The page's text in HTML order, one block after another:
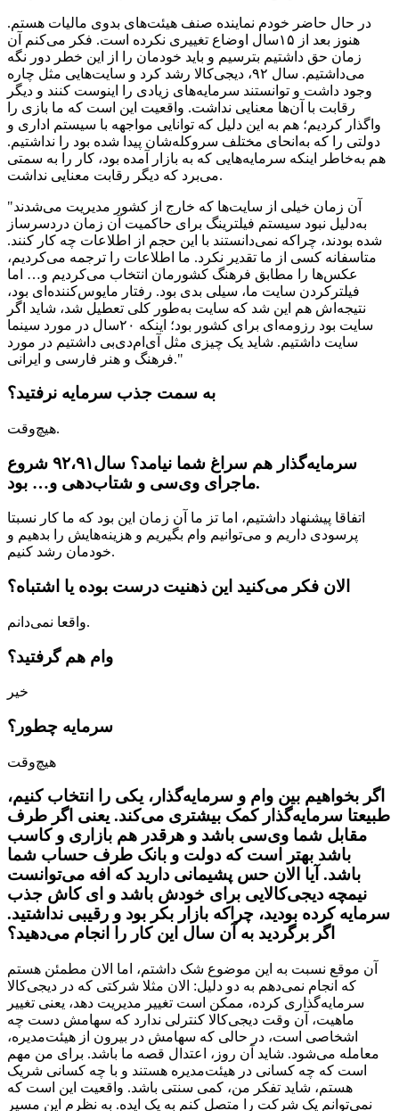
در حال حاضر خودم نماینده صنف هیئت‌های بدوی مالیات هستم.
هنوز بعد از ۱۵سال اوضاع تغییری نکرده است. فکر می‌کنم آن
زمان حق داشتیم بترسیم و باید خودمان را از این خطر دور نگه
می‌داشتیم. سال ۹۲، دیجی‌کالا رشد کرد و سایت‌هایی مثل چاره
وجود داشت و توانستند سرمایه‌های زیادی را اینوست کنند و دیگر
رقابت با آن‌ها معنایی نداشت. واقعیت این است که ما بازی را
واگذار کردیم؛ هم به این دلیل که توانایی مواجهه با سیستم اداری و
دولتی را که به‌انحای مختلف سروکله‌شان پیدا شده بود را نداشتیم.
هم به‌خاطر اینکه سرمایه‌هایی که به بازار آمده بود، کار را به سمتی
می‌برد که دیگر رقابت معنایی نداشت.
"آن زمان خیلی از سایت‌ها که خارج از کشور مدیریت می‌شدند
به‌دلیل نبود سیستم فیلترینگ برای حاکمیت آن زمان دردسرساز
شده بودند، چراکه نمی‌دانستند با این حجم از اطلاعات چه کار کنند.
متاسفانه کسی از ما تقدیر نکرد. ما اطلاعات را ترجمه می‌کردیم،
عکس‌ها را مطابق فرهنگ کشورمان انتخاب می‌کردیم و… اما
فیلترکردن سایت ما، سیلی بدی بود. رفتار مایوس‌کننده‌ای بود،
نتیجه‌اش هم این شد که سایت به‌طور کلی تعطیل شد، شاید اگر
سایت بود رزومه‌ای برای کشور بود؛ اینکه ۲۰سال در مورد سینما
سایت داشتیم. شاید یک چیزی مثل آی‌ام‌دی‌بی داشتیم در مورد
فرهنگ و هنر فارسی و ایرانی."
به سمت جذب سرمایه نرفتید؟
هیچ‌وقت.
سرمایه‌گذار هم سراغ شما نیامد؟ سال۹۲،۹۱ شروع
ماجرای وی‌سی و شتاب‌دهی و… بود.
اتفاقا پیشنهاد داشتیم، اما تز ما آن زمان این بود که ما کار نسبتا
پرسودی داریم و می‌توانیم وام بگیریم و هزینه‌هایش را بدهیم و
خودمان رشد کنیم.
الان فکر می‌کنید این ذهنیت درست بوده یا اشتباه؟
واقعا نمی‌دانم.
وام هم گرفتید؟
خیر
سرمایه چطور؟
هیچ‌وقت
اگر بخواهیم بین وام و سرمایه‌گذار، یکی را انتخاب کنیم،
طبیعتا سرمایه‌گذار کمک بیشتری می‌کند. یعنی اگر طرف
مقابل شما وی‌سی باشد و هرقدر هم بازاری و کاسب
باشد بهتر است که دولت و بانک طرف حساب شما
باشد. آیا الان حس پشیمانی دارید که افه می‌توانست
نیمچه دیجی‌کالایی برای خودش باشد و ای کاش جذب
سرمایه کرده بودید، چراکه بازار بکر بود و رقیبی نداشتید.
اگر برگردید به آن سال این کار را انجام می‌دهید؟
آن موقع نسبت به این موضوع شک داشتم، اما الان مطمئن هستم
که انجام نمی‌دهم به دو دلیل: الان مثلا شرکتی که در دیجی‌کالا
سرمایه‌گذاری کرده، ممکن است تغییر مدیریت دهد، یعنی تغییر
ماهیت، آن وقت دیجی‌کالا کنترلی ندارد که سهامش دست چه
اشخاصی است، در حالی که سهامش در بیرون از هیئت‌مدیره،
معامله می‌شود. شاید آن روز، اعتدال قصه ما باشد. برای من مهم
است که چه کسانی در هیئت‌مدیره هستند و با چه کسانی شریک
هستم، شاید تفکر من، کمی سنتی باشد. واقعیت این است که
نمی‌توانم یک شرکت را متصل کنم به یک ایده. به نظرم این مسیر